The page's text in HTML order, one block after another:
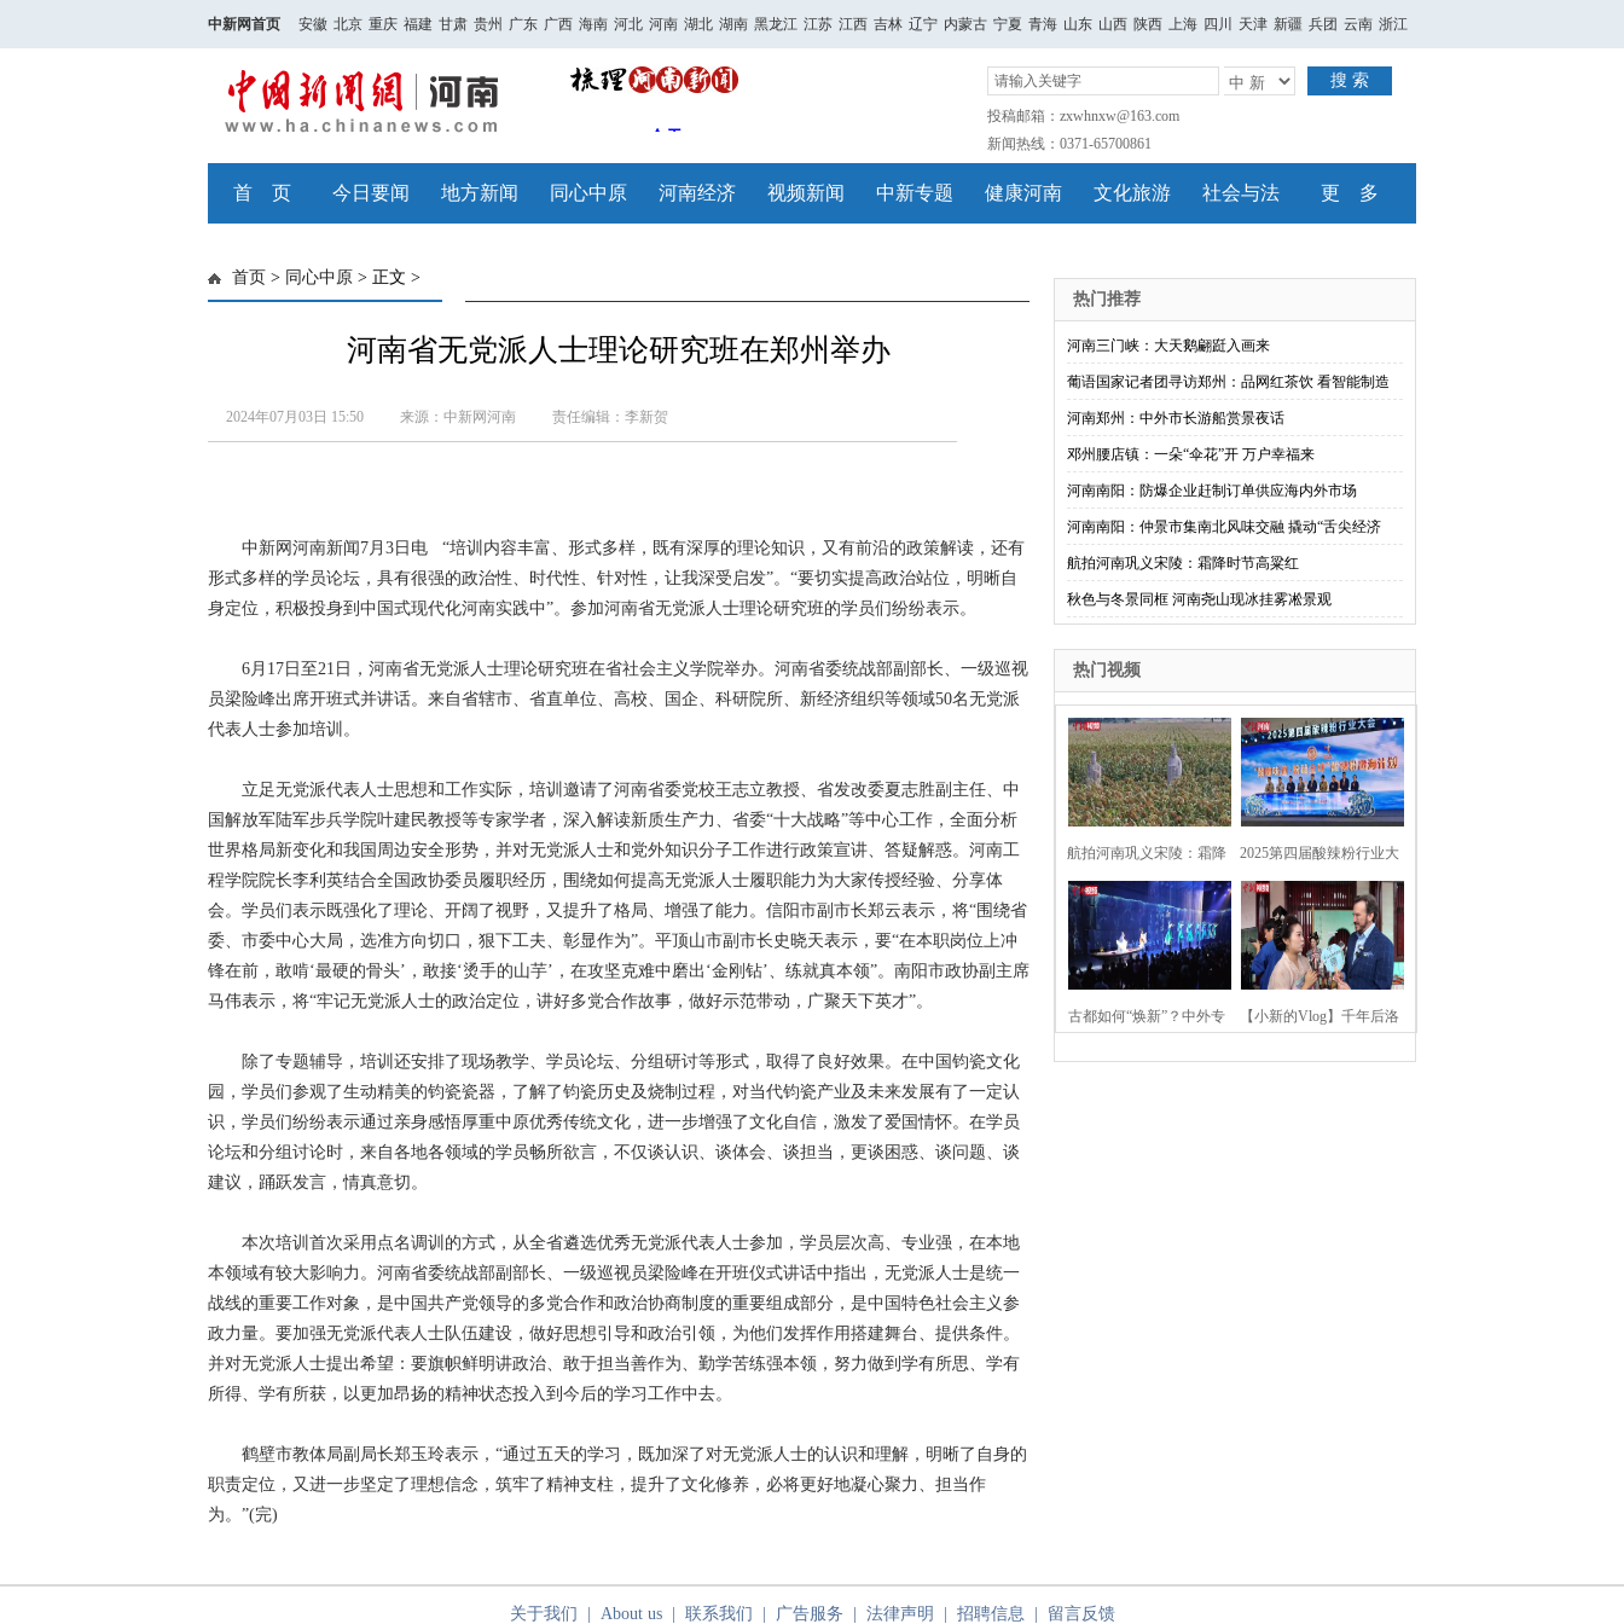
中新网首页 安徽 北京 重庆 福建 甘肃 贵州 广东 广西 海南 河北 河南 湖北 湖南 黑龙江 江苏 江西 吉林 辽宁 内蒙古 宁夏 青海 山东 山西 陕西 上海 四川 天津 新疆 兵团 云南 浙江
搜 索
投稿邮箱：zxwhnxw@163.com
新闻热线：0371-65700861
首 页 今日要闻 地方新闻 同心中原 河南经济 视频新闻 中新专题 健康河南 文化旅游 社会与法 更 多
首页 > 同心中原 > 正文 >
河南省无党派人士理论研究班在郑州举办
2024年07月03日 15:50 来源：中新网河南 责任编辑：李新贺
中新网河南新闻7月3日电 “培训内容丰富、形式多样，既有深厚的理论知识，又有前沿的政策解读，还有
形式多样的学员论坛，具有很强的政治性、时代性、针对性，让我深受启发”。“要切实提高政治站位，明晰自
身定位，积极投身到中国式现代化河南实践中”。参加河南省无党派人士理论研究班的学员们纷纷表示。
6月17日至21日，河南省无党派人士理论研究班在省社会主义学院举办。河南省委统战部副部长、一级巡视
员梁险峰出席开班式并讲话。来自省辖市、省直单位、高校、国企、科研院所、新经济组织等领域50名无党派
代表人士参加培训。
立足无党派代表人士思想和工作实际，培训邀请了河南省委党校王志立教授、省发改委夏志胜副主任、中
国解放军陆军步兵学院叶建民教授等专家学者，深入解读新质生产力、省委“十大战略”等中心工作，全面分析
世界格局新变化和我国周边安全形势，并对无党派人士和党外知识分子工作进行政策宣讲、答疑解惑。河南工
程学院院长李利英结合全国政协委员履职经历，围绕如何提高无党派人士履职能力为大家传授经验、分享体
会。学员们表示既强化了理论、开阔了视野，又提升了格局、增强了能力。信阳市副市长郑云表示，将“围绕省
委、市委中心大局，选准方向切口，狠下工夫、彰显作为”。平顶山市副市长史晓天表示，要“在本职岗位上冲
锋在前，敢啃‘最硬的骨头’，敢接‘烫手的山芋’，在攻坚克难中磨出‘金刚钻’、练就真本领”。南阳市政协副主席
马伟表示，将“牢记无党派人士的政治定位，讲好多党合作故事，做好示范带动，广聚天下英才”。
除了专题辅导，培训还安排了现场教学、学员论坛、分组研讨等形式，取得了良好效果。在中国钧瓷文化
园，学员们参观了生动精美的钧瓷瓷器，了解了钧瓷历史及烧制过程，对当代钧瓷产业及未来发展有了一定认
识，学员们纷纷表示通过亲身感悟厚重中原优秀传统文化，进一步增强了文化自信，激发了爱国情怀。在学员
论坛和分组讨论时，来自各地各领域的学员畅所欲言，不仅谈认识、谈体会、谈担当，更谈困惑、谈问题、谈
建议，踊跃发言，情真意切。
本次培训首次采用点名调训的方式，从全省遴选优秀无党派代表人士参加，学员层次高、专业强，在本地
本领域有较大影响力。河南省委统战部副部长、一级巡视员梁险峰在开班仪式讲话中指出，无党派人士是统一
战线的重要工作对象，是中国共产党领导的多党合作和政治协商制度的重要组成部分，是中国特色社会主义参
政力量。要加强无党派代表人士队伍建设，做好思想引导和政治引领，为他们发挥作用搭建舞台、提供条件。
并对无党派人士提出希望：要旗帜鲜明讲政治、敢于担当善作为、勤学苦练强本领，努力做到学有所思、学有
所得、学有所获，以更加昂扬的精神状态投入到今后的学习工作中去。
鹤壁市教体局副局长郑玉玲表示，“通过五天的学习，既加深了对无党派人士的认识和理解，明晰了自身的
职责定位，又进一步坚定了理想信念，筑牢了精神支柱，提升了文化修养，必将更好地凝心聚力、担当作
为。”(完)
热门推荐
河南三门峡：大天鹅翩跹入画来
葡语国家记者团寻访郑州：品网红茶饮 看智能制造
河南郑州：中外市长游船赏景夜话
邓州腰店镇：一朵“伞花”开 万户幸福来
河南南阳：防爆企业赶制订单供应海内外市场
河南南阳：仲景市集南北风味交融 撬动“舌尖经济
航拍河南巩义宋陵：霜降时节高粱红
秋色与冬景同框 河南尧山现冰挂雾凇景观
热门视频
航拍河南巩义宋陵：霜降
时节高粱红
2025第四届酸辣粉行业大
会在河南开封举行
古都如何“焕新”？中外专 【小新的Vlog】千年后洛
关于我们 About us| 联系我们 广告服务 法律声明 招聘信息 留言反馈